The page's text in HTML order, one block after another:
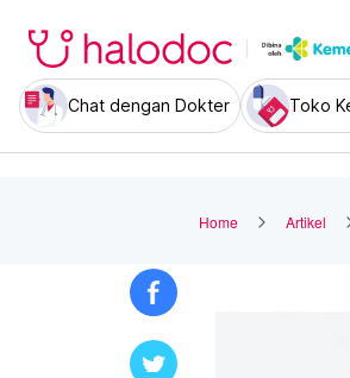
Chat dengan Dokter Toko
Home Artikel